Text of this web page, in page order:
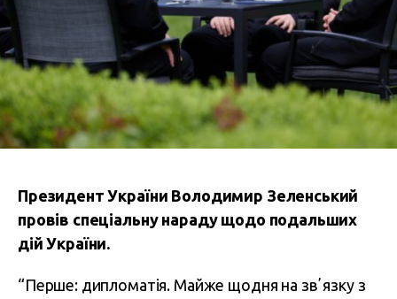
Президент України Володимир Зеленський
провів спеціальну нараду щодо подальших
дій України.
“Перше: дипломатія. Майже щодня на звʼязку з